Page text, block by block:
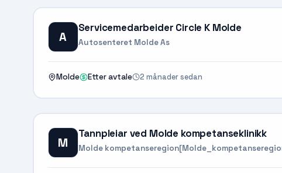
A
Servicemedarbeider Circle K Molde
Autosenteret Molde As
Molde Etter avtale 2 månader sedan
M
Tannpleiar ved Molde kompetanseklinikk
Molde